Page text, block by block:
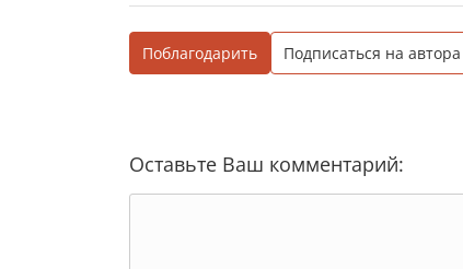
Поблагодарить Подписаться на автора
Оставьте Ваш комментарий: